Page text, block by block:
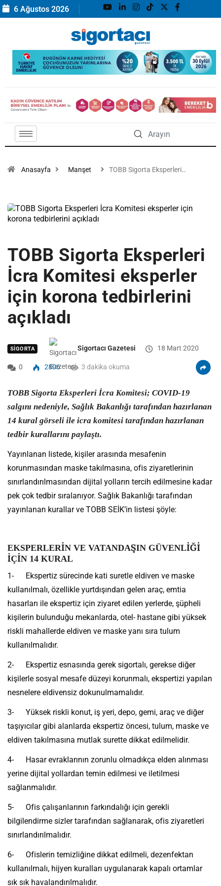
6 Ağustos 2026
Anasayfa Manşet TOBB Sigorta Eksperleri…
TOBB Sigorta Eksperleri
İcra Komitesi eksperler
için korona tedbirlerini
açıkladı
SIGORTA Sigortacı Gazetesi 18 Mart 2020
0 2806 3 dakika okuma
TOBB Sigorta Eksperleri İcra Komitesi; COVID-19
salgını nedeniyle, Sağlık Bakanlığı tarafından hazırlanan
14 kural görseli ile icra komitesi tarafından hazırlanan
tedbir kurallarını paylaştı.
Yayınlanan listede, kişiler arasında mesafenin
korunmasından maske takılmasına, ofis ziyaretlerinin
sınırlandırılmasından dijital yolların tercih edilmesine kadar
pek çok tedbir sıralanıyor. Sağlık Bakanlığı tarafından
yayınlanan kurallar ve TOBB SEİK’in listesi şöyle:
EKSPERLERİN VE VATANDAŞIN GÜVENLİĞİ
İÇİN 14 KURAL
1- Ekspertiz sürecinde kati suretle eldiven ve maske
kullanılmalı, özellikle yurtdışından gelen araç, emtia
hasarları ile ekspertiz için ziyaret edilen yerlerde, şüpheli
kişilerin bulunduğu mekanlarda, otel- hastane gibi yüksek
riskli mahallerde eldiven ve maske yanı sıra tulum
kullanılmalıdır.
2- Ekspertiz esnasında gerek sigortalı, gerekse diğer
kişilerle sosyal mesafe düzeyi korunmalı, ekspertizi yapılan
nesnelere eldivensiz dokunulmamalıdır.
3- Yüksek riskli konut, iş yeri, depo, gemi, araç ve diğer
taşıyıcılar gibi alanlarda ekspertiz öncesi, tulum, maske ve
eldiven takılmasına mutlak surette dikkat edilmelidir.
4- Hasar evraklarının zorunlu olmadıkça elden alınması
yerine dijital yollardan temin edilmesi ve iletilmesi
sağlanmalıdır.
5- Ofis çalışanlarının farkındalığı için gerekli
bilgilendirme sizler tarafından sağlanarak, ofis ziyaretleri
sınırlandırılmalıdır.
6- Ofislerin temizliğine dikkat edilmeli, dezenfektan
kullanılmalı, hijyen kuralları uygulanarak kapalı ortamlar
sık sık havalandırılmalıdır.